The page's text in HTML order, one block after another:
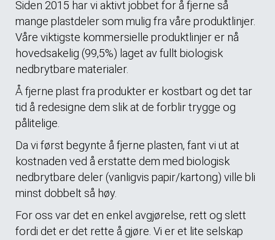
Siden 2015 har vi aktivt jobbet for å fjerne så
mange plastdeler som mulig fra våre produktlinjer.
Våre viktigste kommersielle produktlinjer er nå
hovedsakelig (99,5%) laget av fullt biologisk
nedbrytbare materialer.
Å fjerne plast fra produkter er kostbart og det tar
tid å redesigne dem slik at de forblir trygge og
pålitelige.
Da vi først begynte å fjerne plasten, fant vi ut at
kostnaden ved å erstatte dem med biologisk
nedbrytbare deler (vanligvis papir/kartong) ville bli
minst dobbelt så høy.
For oss var det en enkel avgjørelse, rett og slett
fordi det er det rette å gjøre. Vi er et lite selskap